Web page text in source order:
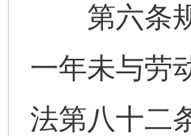
第六条规
一年未与劳
法第八十二